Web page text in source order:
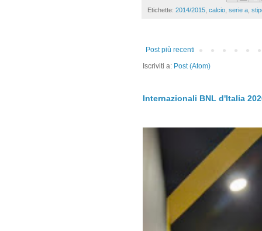
Etichette: 2014/2015 calcio serie a
Post più recenti
Iscriviti a: Post (Atom)
Internazionali BNL d'Italia